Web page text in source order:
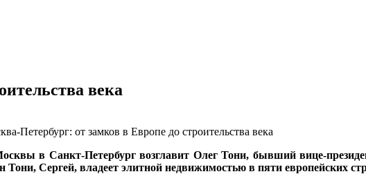
века
в Санкт-Петербург возглавит Олег Тони, бывший вице-
Сергей, владеет элитной недвижимостью в пяти европейских